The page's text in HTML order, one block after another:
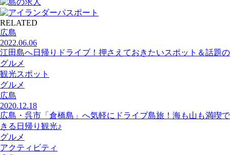
RELATED
広島
2022.06.06
江田島へ日帰りドライブ！押さえておきたいスポット＆話題の
グルメ
観光スポット
グルメ
広島
2020.12.18
広島・呉市「倉橋島」へ気軽にドライブ島旅！海も山も満喫で
きる日帰り観光♪
グルメ
アクティビティ